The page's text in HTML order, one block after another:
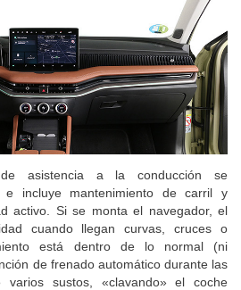
asistencia a la conducción se
e incluye mantenimiento de carril y
activo. Si se monta el navegador, el
cuando llegan curvas, cruces o
está dentro de lo normal (ni
de frenado automático durante las
sustos, «clavando» el coche